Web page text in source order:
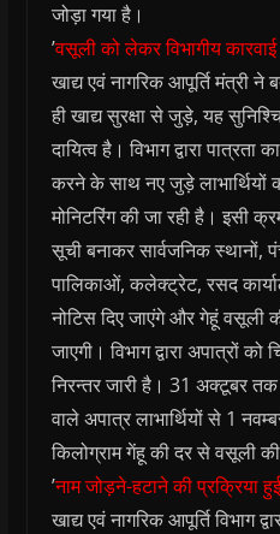
जोड़ा गया है।
’वसूली को लेकर विभागीय
खाद्य एवं नागरिक आपूर्ति मंत्री ने
ही खाद्य सुरक्षा से जुड़े, यह
दायित्व है। विभाग द्वारा
करने के साथ नए जुड़े लाभार्थियों
मोनिटरिंग की जा रही है। इसी
सूची बनाकर सार्वजनिक स्थानों,
पालिकाओं, कलेक्ट्रेट, रसद
नोटिस दिए जाएंगे और गेहूं वसूली
जाएगी। विभाग द्वारा अपात्रों
निरन्तर जारी है। 31 अक्टूबर
वाले अपात्र लाभार्थियों से 1
किलोग्राम गेंहू की दर से वसूली
’नाम जोड़ने-हटाने की प्रक्रिया
खाद्य एवं नागरिक आपूर्ति विभाग